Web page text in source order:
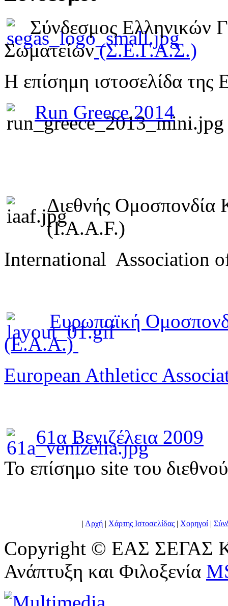
Σύνδεσμος Ελληνικών
Σωματείων (Σ.Ε.Γ.Α.Σ.)
Η επίσημη ιστοσελίδα της
Run Greece 2014
Διεθνής Ομοσπονδία
(I.A.A.F.)
International Association
Ευρωπαϊκή
(E.A.A.)
European Athleticc
61α Βενιζέλεια 2009
To επίσημο site του
| Αρχή | Χάρτης Ιστοσελίδας | Χορηγοί |
Copyright © ΕΑΣ ΣΕΓΑΣ
Ανάπτυξη και Φιλοξενία